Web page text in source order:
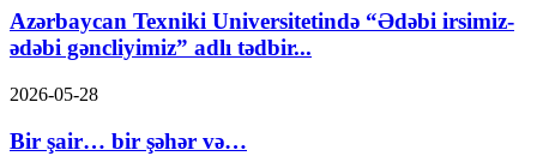
Azərbaycan Texniki Universitetində “Ədəbi irsimiz-
ədəbi gəncliyimiz” adlı tədbir...
2026-05-28
Bir şair… bir şəhər və…